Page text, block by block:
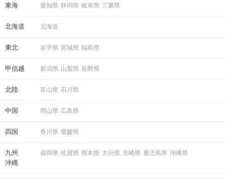
東海 愛知県 静岡県 岐阜県 三重県
北海道 北海道
東北 岩手県 宮城県 福島県
甲信越 新潟県 山梨県 長野県
北陸 富山県 石川県
中国 岡山県 広島県
四国 香川県 愛媛県
九州
沖縄
福岡県 佐賀県 熊本県 大分県 宮崎県 鹿児島県 沖縄県